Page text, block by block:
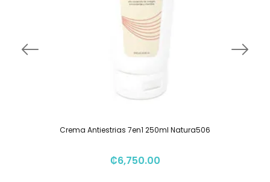
Crema Antiestrias 7en1 250ml Natura506
₡6,750.00